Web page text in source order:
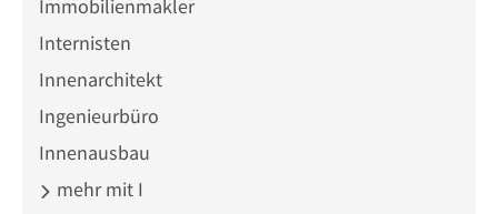
Immobilienmakler
Internisten
Innenarchitekt
Ingenieurbüro
Innenausbau
mehr mit I